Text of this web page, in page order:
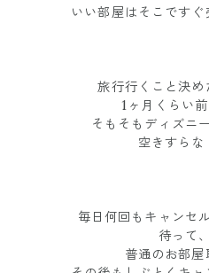
いい部屋はそこです
旅行行くこと決め
1ヶ月くらい
そもそもディズニ
空きすらな
毎日何回もキャンセ
待って
普通のお部屋